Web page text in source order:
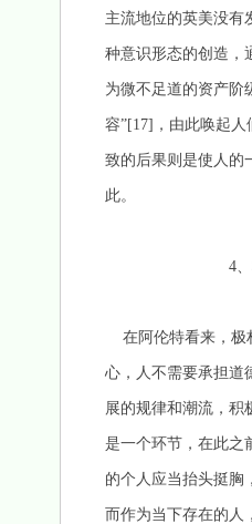
主流地位的英美没有
种意识形态的创造，
为微不足道的资产阶
容”[17]，由此唤起
致的后果则是使人的
此。
4、极权主义
在阿伦特看来，极
心，人不需要承担道
展的规律和潮流，积
是一个环节，在此之
的个人应当抬头挺胸
而作为当下存在的人